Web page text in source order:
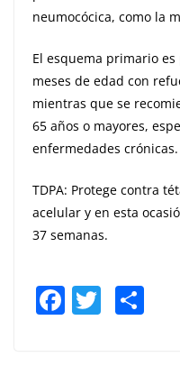
neumocócica, como la
El esquema primario
meses de edad con
mientras que se
65 años o mayores,
enfermedades crónicas.
TDPA: Protege contra
acelular y en esta
37 semanas.
F T